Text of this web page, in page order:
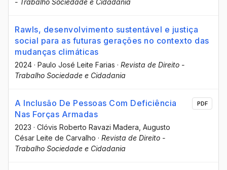
Rawls, desenvolvimento sustentável e justiça
social para as futuras gerações no contexto das
mudanças climáticas
2024 · Paulo José Leite Farias · Revista de Direito -
Trabalho Sociedade e Cidadania
A Inclusão De Pessoas Com Deficiência
Nas Forças Armadas
2023 · Clóvis Roberto Ravazi Madera , Augusto
César Leite de Carvalho · Revista de Direito -
Trabalho Sociedade e Cidadania
PDF